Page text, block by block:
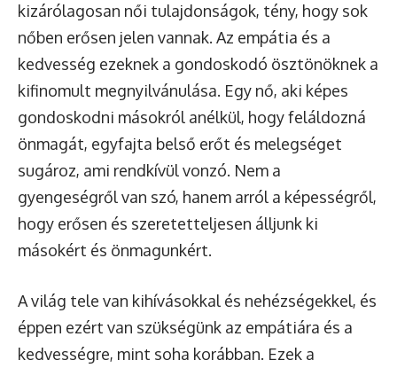
kizárólagosan női tulajdonságok, tény, hogy sok
nőben erősen jelen vannak. Az empátia és a
kedvesség ezeknek a gondoskodó ösztönöknek a
kifinomult megnyilvánulása. Egy nő, aki képes
gondoskodni másokról anélkül, hogy feláldozná
önmagát, egyfajta belső erőt és melegséget
sugároz, ami rendkívül vonzó. Nem a
gyengeségről van szó, hanem arról a képességről,
hogy erősen és szeretetteljesen álljunk ki
másokért és önmagunkért.
A világ tele van kihívásokkal és nehézségekkel, és
éppen ezért van szükségünk az empátiára és a
kedvességre, mint soha korábban. Ezek a